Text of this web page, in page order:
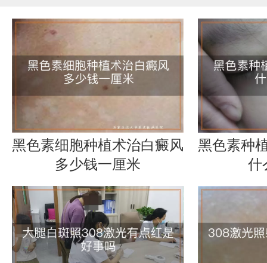
黑色素细胞种植术治白癜风
多少钱一厘米
黑色素种
什